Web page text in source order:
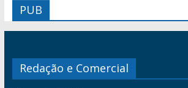
PUB
Redação e Comercial